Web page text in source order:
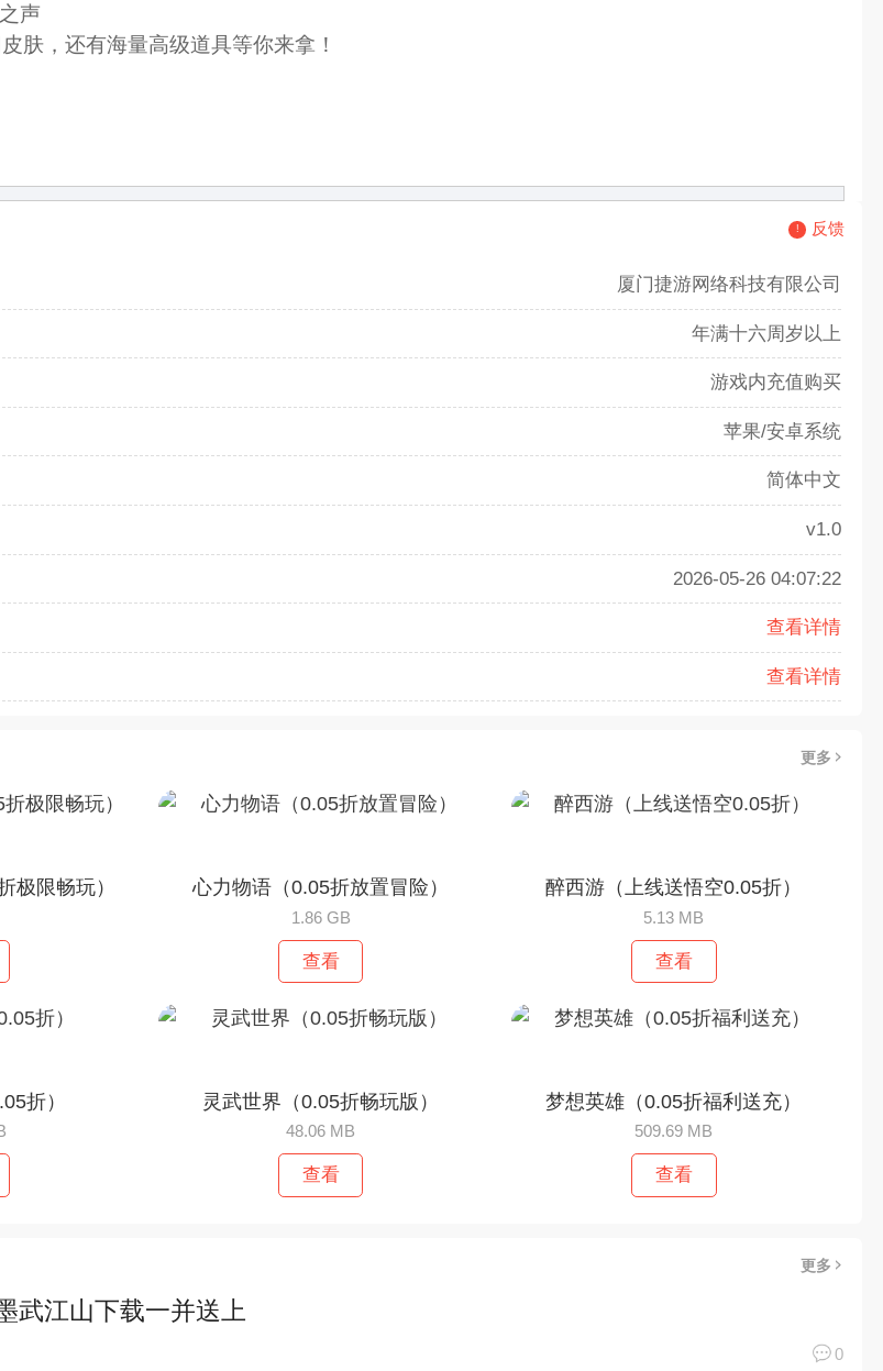
声
肤，还有海量高级道具等你来拿！
反馈
厦门捷游网络科技有限公司
年满十六周岁以上
游戏内充值购买
苹果/安卓系统
简体中文
v1.0
2026-05-26 04:07:22
查看详情
查看详情
更多
极限畅玩） 心力物语（0.05折放置冒险）
1.86 GB
查看
醉西游（上线送悟空0.05折）
5.13 MB
查看
折） 灵武世界（0.05折畅玩版）
48.06 MB
查看
梦想英雄（0.05折福利送充）
509.69 MB
查看
更多
武江山下载一并送上
0